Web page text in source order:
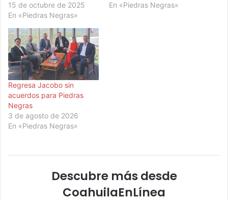
15 de octubre de 2025
En «Piedras Negras»
En «Piedras Negras»
Regresa Jacobo sin
acuerdos para Piedras
Negras
3 de agosto de 2026
En «Piedras Negras»
Descubre más desde
CoahuilaEnLínea